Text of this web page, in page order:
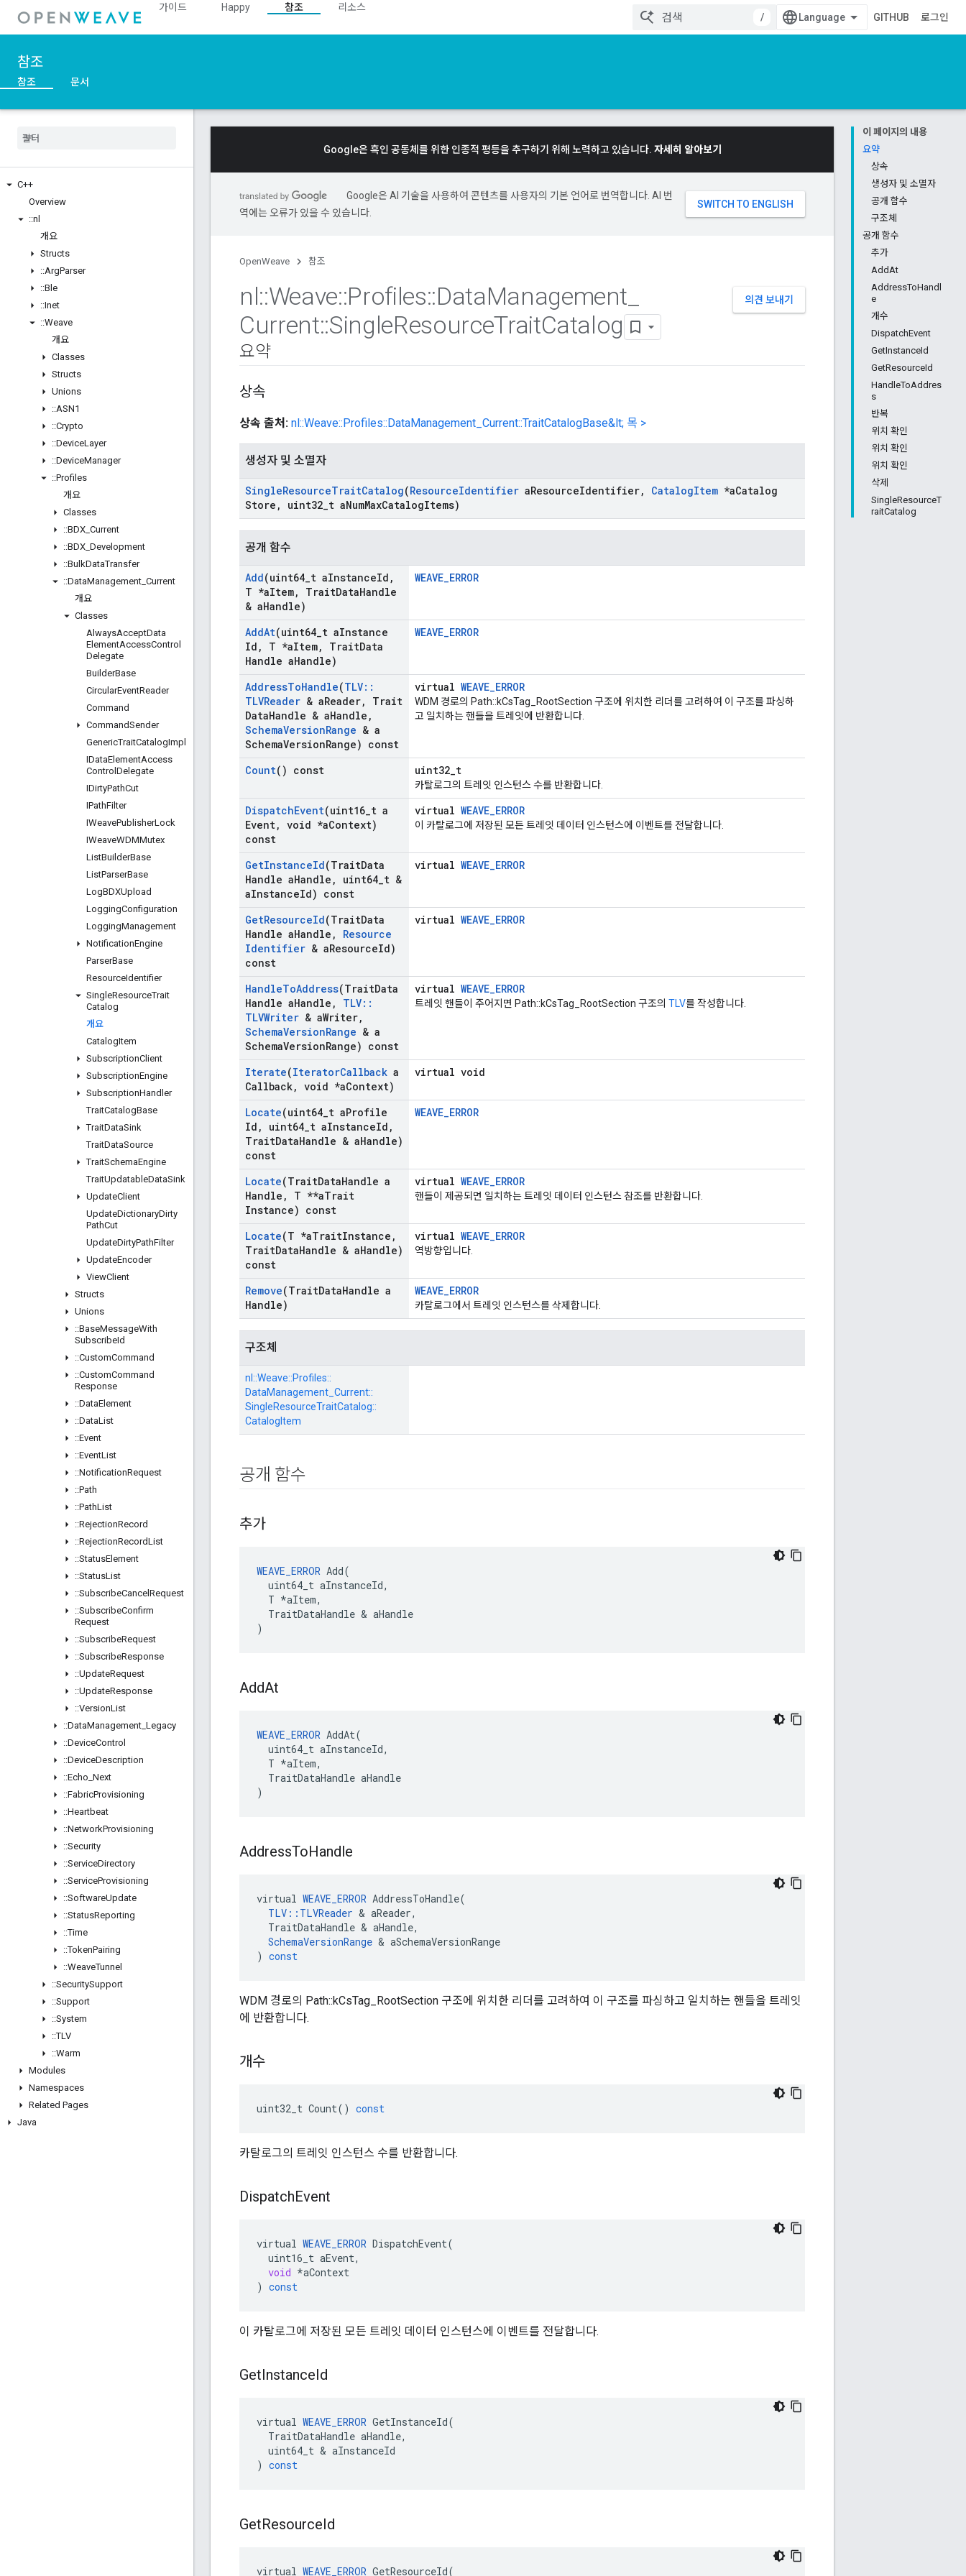
가이드 Happy 참조
리소스
/
GITHUB 로그인
참조
참조 문서
C++
Overview
::nl
개요
Structs
::ArgParser
::Ble
::Inet
::Weave
개요
Classes
Structs
Unions
::ASN1
::Crypto
::DeviceLayer
::DeviceManager
::Profiles
개요
Classes
::BDX Current
::BDX Development
::BulkDataTransfer
::DataManagement Current
개요
Classes
AlwaysAcceptData
ElementAccessControl
Delegate
BuilderBase
CircularEventReader
Command
CommandSender
GenericTraitCatalogImpl
IDataElementAccess
Control Delegate
IDirtyPathCut
IPathFilter
IWeavePublisherLock
IWeaveWDMMutex
ListBuilderBase
ListParserBase
LogBDXUpload
LoggingConfiguration
LoggingManagement
NotificationEngine
ParserBase
ResourceIdentifier
SingleResourceTrait
Catalog
개요
CatalogItem
SubscriptionClient
SubscriptionEngine
SubscriptionHandler
TraitCatalogBase
TraitDataSink
TraitDataSource
TraitSchemaEngine
TraitUpdatableDataSink
UpdateClient
UpdateDictionaryDirty
PathCut
UpdateDirtyPathFilter
UpdateEncoder
ViewClient
Structs
Unions
::BaseMessageWith
SubscribeId
::CustomCommand
::CustomCommand
Response
::DataElement
::DataList
::Event
::EventList
::NotificationRequest
::Path
::PathList
::RejectionRecord
::RejectionRecordList
::StatusElement
::StatusList
::SubscribeCancel Request
::SubscribeConfirm
Request
::SubscribeRequest
::SubscribeResponse
::UpdateRequest
::UpdateResponse
::VersionList
::DataManagement Legacy
::DeviceControl
::DeviceDescription
::Echo Next
::FabricProvisioning
::Heartbeat
::NetworkProvisioning
::Security
::ServiceDirectory
::ServiceProvisioning
::SoftwareUpdate
::StatusReporting
::Time
::TokenPairing
::WeaveTunnel
::SecuritySupport
::Support
::System
::TLV
::Warm
Modules
Namespaces
Related Pages
Java
이 페이지의 내용
요약
상속
생성자 및 소멸자
공개 함수
구조체
공개 함수
추가
AddAt
AddressToHandl
e
개수
DispatchEvent
GetInstanceId
GetResourceId
HandleToAddres
s
반복
위치 확인
위치 확인
위치 확인
삭제
SingleResourceT
raitCatalog
Google은 흑인 공동체를 위한 인종적 평등을 추구하기 위해 노력하고 있습니다. 자세히 알아보기
Google은 AI 기술을 사용하여 콘텐츠를 사용자의 기본 언어로 번역합니다. AI 번
역에는 오류가 있을 수 있습니다.
OpenWeave 참조
의견 보내기
nl::Weave::Profiles::DataManagement
Current::SingleResourceTraitCatalog
요약
상속
상속 출처: nl::Weave::Profiles::DataManagement_Current::TraitCatalogBase&lt; 목 >
생성자 및 소멸자
SingleResourceTraitCatalog(ResourceIdentifier aResourceIdentifier, CatalogItem *aCatalog
Store , uint32 t aNumMaxCatalogItems)
공개 함수
Add(uint64 t aInstanceId ,
T *aItem, TraitDataHandle
& aHandle)
WEAVE_ERROR
AddAt(uint64 t aInstance
Id , T *aItem, TraitData
Handle aHandle)
WEAVE_ERROR
AddressToHandle(TLV::
TLVReader & aReader,
Trait
DataHandle & aHandle ,
SchemaVersionRange & a
SchemaVersionRange) const
virtual WEAVE_ERROR
WDM 경로의 Path::kCsTag_RootSection 구조에 위치한 리더를 고려하여 이 구조를 파싱하
고 일치하는 핸들을 트레잇에 반환합니다.
Count() const uint32_t
카탈로그의 트레잇 인스턴스 수를 반환합니다.
DispatchEvent(uint16 t a
Event, void *aContext)
const
virtual WEAVE_ERROR
이 카탈로그에 저장된 모든 트레잇 데이터 인스턴스에 이벤트를 전달합니다.
GetInstanceId(TraitData
Handle aHandle , uint64 t &
aInstanceId) const
virtual WEAVE_ERROR
GetResourceId(TraitData
Handle aHandle ,
Resource
Identifier & aResourceId)
const
virtual WEAVE_ERROR
HandleToAddress(TraitData
Handle aHandle , TLV::
TLVWriter & aWriter,
SchemaVersionRange & a
SchemaVersionRange) const
virtual WEAVE_ERROR
트레잇 핸들이 주어지면 Path::kCsTag_RootSection 구조의 TLV를 작성합니다.
Iterate(IteratorCallback a
Callback, void *aContext)
virtual void
Locate(uint64 t aProfile
Id , uint64 t aInstanceId ,
TraitDataHandle & aHandle)
const
WEAVE_ERROR
Locate(TraitDataHandle a
Handle , T **aTrait
Instance) const
virtual WEAVE_ERROR
핸들이 제공되면 일치하는 트레잇 데이터 인스턴스 참조를 반환합니다.
Locate(T *aTraitInstance ,
TraitDataHandle & aHandle)
const
virtual WEAVE_ERROR
역방향입니다.
Remove(TraitDataHandle a
Handle)
WEAVE_ERROR
카탈로그에서 트레잇 인스턴스를 삭제합니다.
구조체
nl::Weave::Profiles::
DataManagement_Current::
SingleResourceTraitCatalog::
CatalogItem
공개 함수
추가
WEAVE_ERROR Add(
  uint64_t aInstanceId,
  T *aItem,
  TraitDataHandle & aHandle
)
AddAt
WEAVE_ERROR AddAt(
  uint64_t aInstanceId,
  T *aItem,
  TraitDataHandle aHandle
)
AddressToHandle
virtual WEAVE_ERROR AddressToHandle(
TLV :: TLVReader & aReader,
TraitDataHandle & aHandle,
SchemaVersionRange & aSchemaVersionRange
) const
WDM 경로의 Path::kCsTag_RootSection 구조에 위치한 리더를 고려하여 이 구조를 파싱하고 일치하는 핸들을 트레잇
에 반환합니다.
개수
uint32_t Count() const
카탈로그의 트레잇 인스턴스 수를 반환합니다.
DispatchEvent
virtual WEAVE_ERROR DispatchEvent(
uint16_t aEvent,
void *aContext
) const
이 카탈로그에 저장된 모든 트레잇 데이터 인스턴스에 이벤트를 전달합니다.
GetInstanceId
virtual WEAVE_ERROR GetInstanceId(
TraitDataHandle aHandle,
uint64_t & aInstanceId
) const
GetResourceId
virtual WEAVE_ERROR GetResourceId(